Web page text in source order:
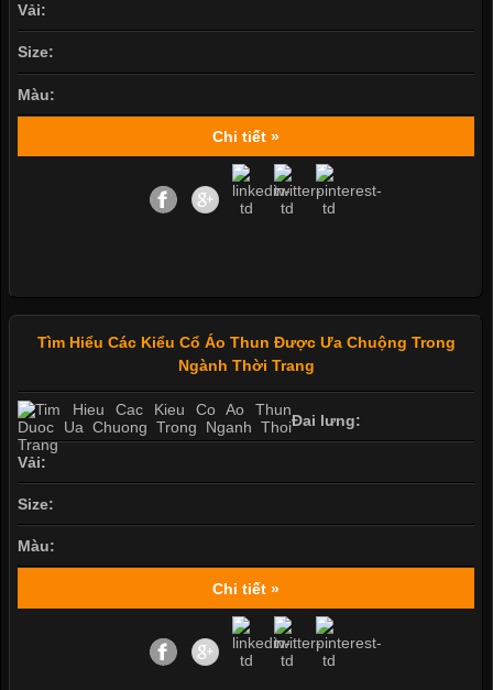
Vải:
Size:
Màu:
Chi tiết »
Tìm Hiểu Các Kiểu Cổ Áo Thun Được Ưa Chuộng Trong
Ngành Thời Trang
Đai lưng:
Vải:
Size:
Màu:
Chi tiết »